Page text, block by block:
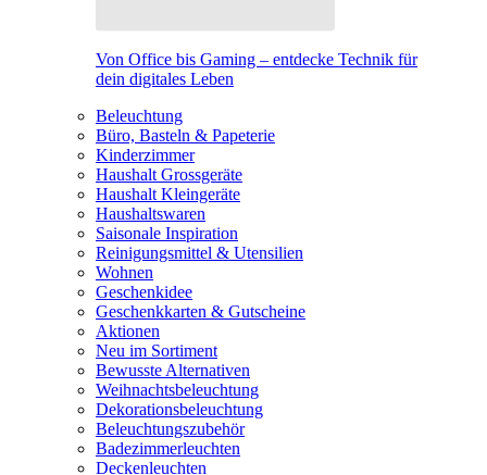
Von Office bis Gaming – entdecke Technik für
dein digitales Leben
Beleuchtung
Büro, Basteln & Papeterie
Kinderzimmer
Haushalt Grossgeräte
Haushalt Kleingeräte
Haushaltswaren
Saisonale Inspiration
Reinigungsmittel & Utensilien
Wohnen
Geschenkidee
Geschenkkarten & Gutscheine
Aktionen
Neu im Sortiment
Bewusste Alternativen
Weihnachtsbeleuchtung
Dekorationsbeleuchtung
Beleuchtungszubehör
Badezimmerleuchten
Deckenleuchten